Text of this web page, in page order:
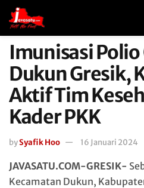
Imunisasi Polio
Dukun Gresik,
Aktif Tim
Kader PKK
bySyafik Hoo 16 Januari 2024
JAVASATU.COM-GRESIK-
Kecamatan Dukun,